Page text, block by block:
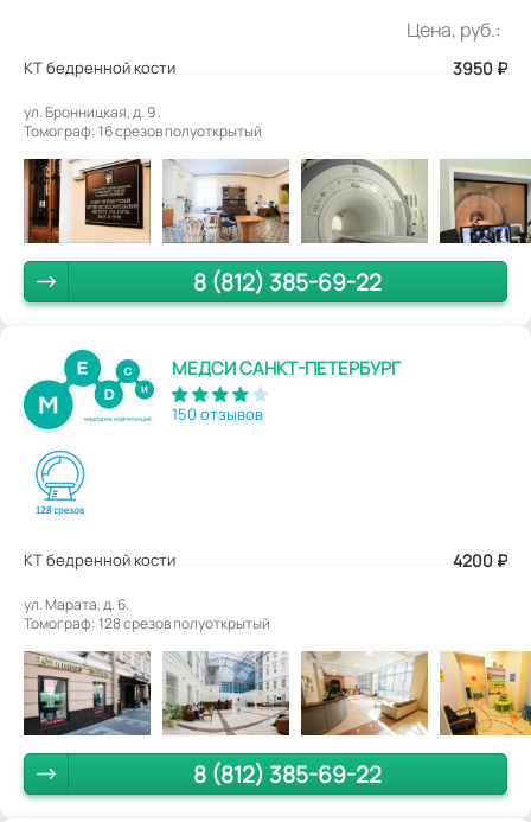
Цена, руб.:
КТ бедренной кости 3950 ₽
ул. Бронницкая, д. 9 .
Томограф: 16 срезов полуоткрытый
8 (812) 385-69-22
МЕДСИ САНКТ-ПЕТЕРБУРГ
150 отзывов
КТ бедренной кости 4200 ₽
ул. Марата, д. 6.
Томограф: 128 срезов полуоткрытый
8 (812) 385-69-22